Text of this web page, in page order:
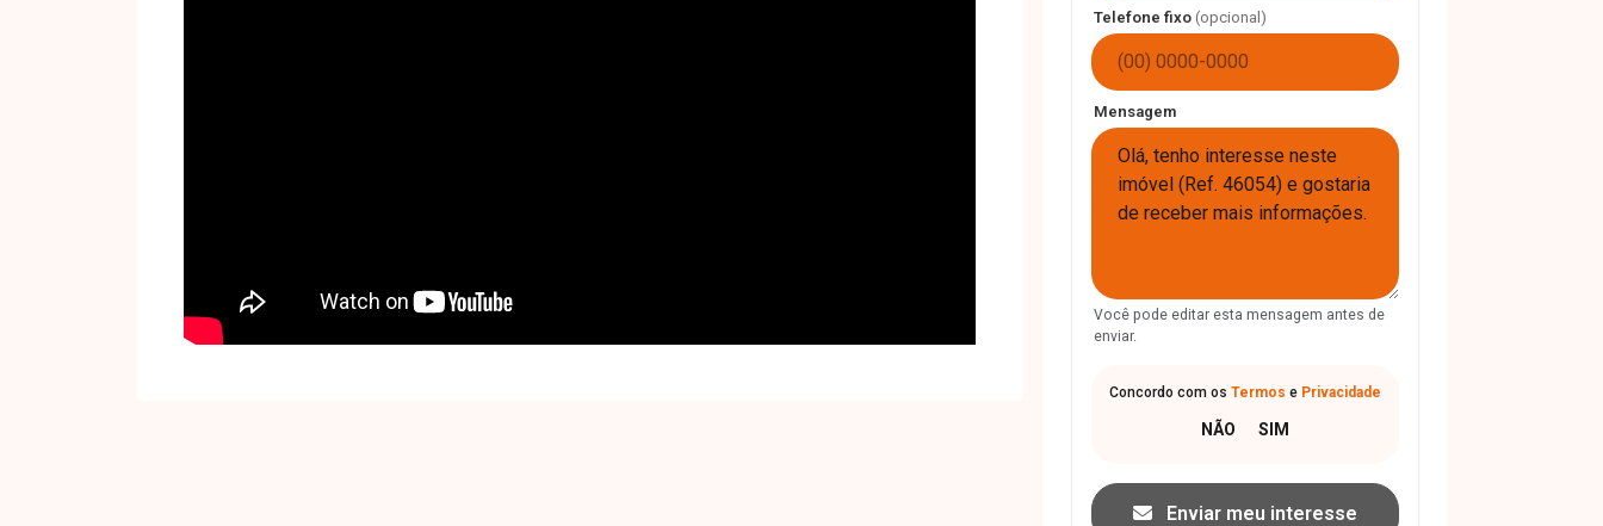
Telefone fixo (opcional)
Mensagem
Você pode editar esta mensagem antes de
enviar.
Concordo com os Termos e Privacidade
Enviar meu interesse